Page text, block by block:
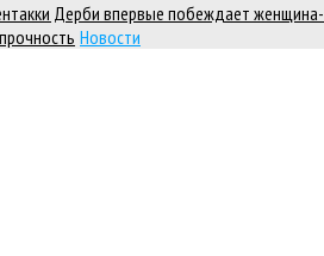
Дерби впервые побеждает
Новости